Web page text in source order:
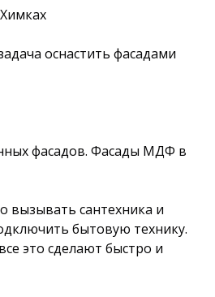
оснастить фасадами
фасадов. Фасады МДФ в
вызывать сантехника и
бытовую технику.
это сделают быстро и